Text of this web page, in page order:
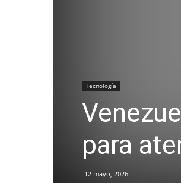
Tecnología
para
12 mayo, 2026